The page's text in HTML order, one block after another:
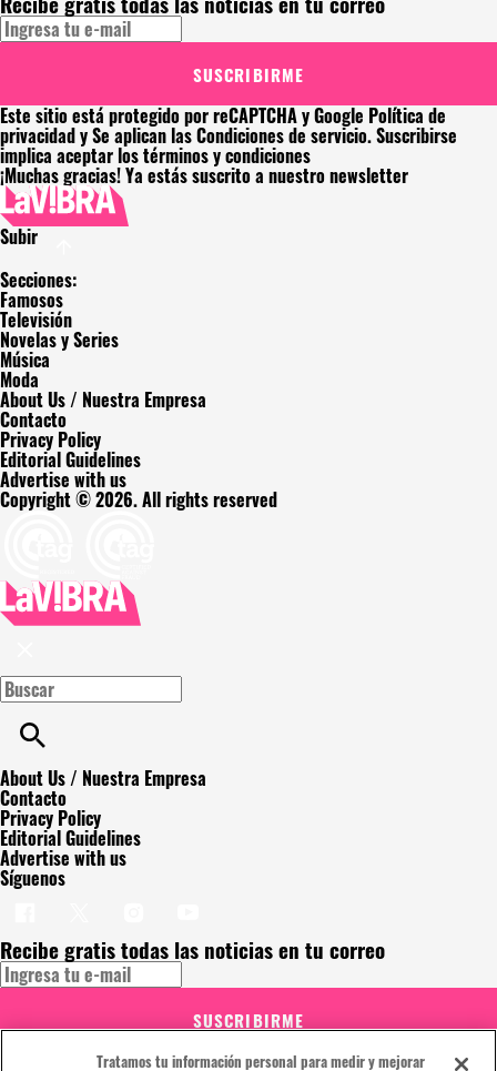
SUSCRIBIRME
Este sitio está protegido por reCAPTCHA y Google Política de
privacidady Se aplican lasCondiciones de servicio. Suscribirse
implica aceptar lostérminos y condiciones
¡Muchas gracias!Ya estás suscrito a nuestro newsletter
Subir
Secciones:
Famosos
Televisión
Novelas y Series
Música
Moda
About Us / Nuestra Empresa
Contacto
Privacy Policy
Editorial Guidelines
Advertise with us
Copyright © 2026. All rights reserved
About Us / Nuestra Empresa
Contacto
Privacy Policy
Editorial Guidelines
Advertise with us
Síguenos
Recibe gratis todas las noticias en tu correo
SUSCRIBIRME
Este sitio está protegido por reCAPTCHA y GooglePolítica de
Tratamos tu información personal para medir y mejorar